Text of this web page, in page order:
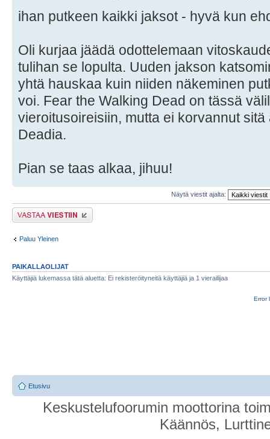
ihan putkeen kaikki jaksot - hyvä kun
Oli kurjaa jäädä odottelemaan
tulihan se lopulta. Uuden jakson
yhtä hauskaa kuin niiden näkeminen
voi. Fear the Walking Dead on tässä
vieroitusoireisiin, mutta ei korvannut
Deadia.
Pian se taas alkaa, jihuu!
Näytä viestit ajalta:
Lähetä vastaus
Paluu Yleinen
PAIKALLAOLIJAT
Käyttäjiä lukemassa tätä aluetta: Ei rekisteröityneitä käyttäjiä ja 1 vierailijaa
Error
Etusivu
Keskustelufoorumin moottorina
Käännös,